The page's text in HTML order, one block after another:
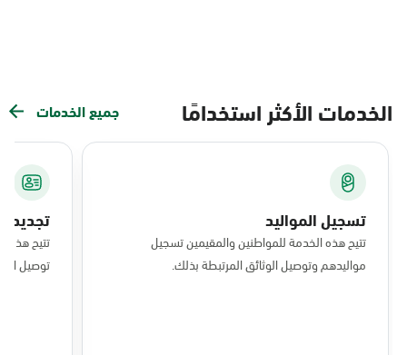
الخدمات الأكثر استخدامًا جميع الخدمات
تسجيل المواليد
تتيح هذه الخدمة للمواطنين والمقيمين تسجيل
مواليدهم وتوصيل الوثائق المرتبطة بذلك.
تجديد
تتيح هذه
توصيل